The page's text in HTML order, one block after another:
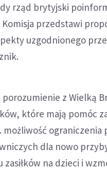
rząd brytyjski
przedstawi
uzgodnionego
z Wielką
które mają pomóc
możliwość
dla nowo
na dzieci i